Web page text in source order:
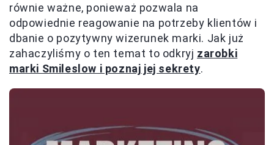
równie ważne, ponieważ pozwala na
odpowiednie reagowanie na potrzeby klientów i
dbanie o pozytywny wizerunek marki. Jak już
zahaczyliśmy o ten temat to odkryj zarobki
marki Smileslow i poznaj jej sekrety.